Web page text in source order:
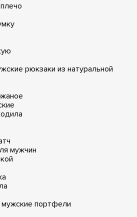
рюкзаки из натуральной
мужчин
портфели